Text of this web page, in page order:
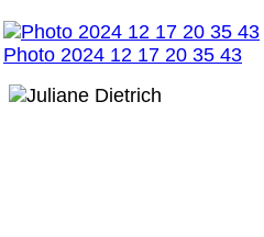
Photo 2024 12 17 20 35 43